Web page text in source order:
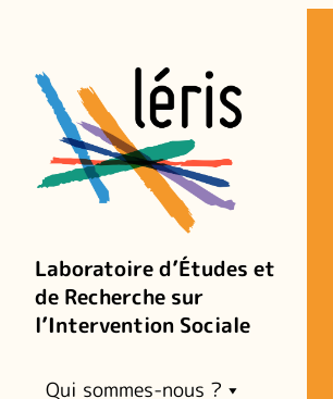
contenu
Laboratoire d’Études et
de Recherche sur
l’Intervention Sociale
Qui sommes-nous ?